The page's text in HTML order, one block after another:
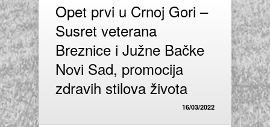
Opet prvi u Crnoj Gori –
Susret veterana
Breznice i Južne Bačke
Novi Sad, promocija
zdravih stilova života
16/03/2022